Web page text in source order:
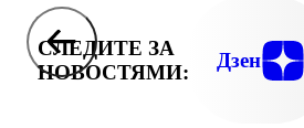
СЛЕДИТЕ ЗА
НОВОСТЯМИ:
Дзен